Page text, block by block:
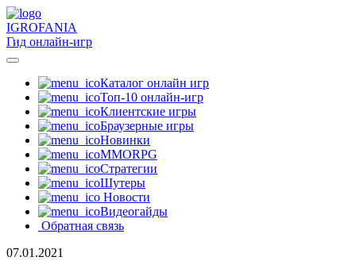
IGROFANIA
Гид онлайн-игр
Каталог онлайн игр
Топ-10 онлайн-игр
Клиентские игры
Браузерные игры
Новинки
MMORPG
Стратегии
Шутеры
Новости
Видеогайды
Обратная связь
07.01.2021